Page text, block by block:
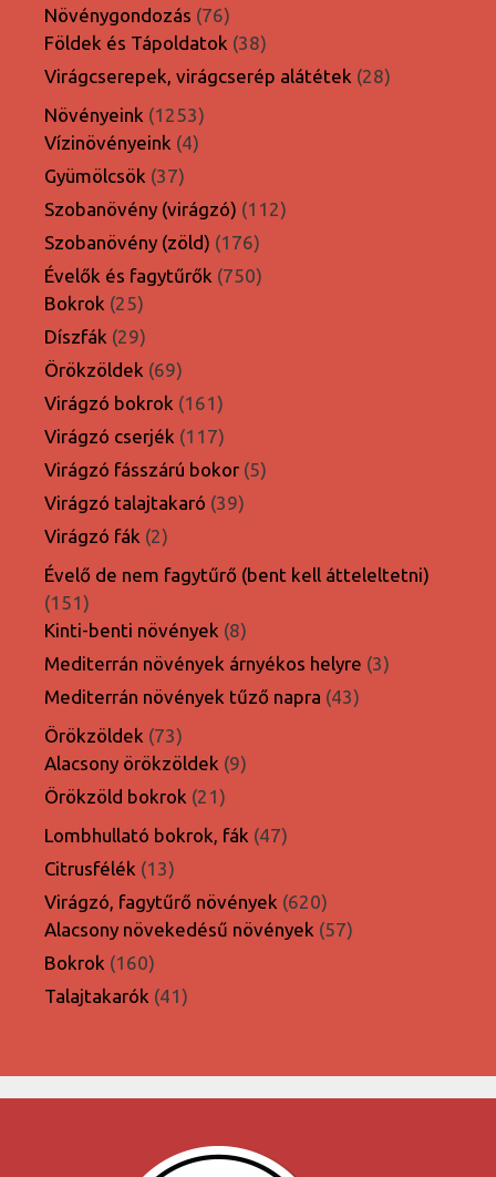
termék
Növénygondozás 7676
termék
Földek és Tápoldatok 3838
termék
Virágcserepek, virágcserép alátétek 2828
Növényeink 12531253
termék
Vízinövényeink 44
Gyümölcsök 3737
termék
Szobanövény (virágzó) 112112
Szobanövény (zöld) 176176
termék
Évelők és fagytűrők 750750
Bokrok 2525
termék
Díszfák 2929
termék
Örökzöldek 6969
termék
Virágzó bokrok 161161
termék
Virágzó cserjék 117117
termék
Virágzó fásszárú bokor 55
Virágzó talajtakaró 3939
Virágzó fák 22
termék
Évelő de nem fagytűrő (bent kell átteleltetni)
151151
termék
Kinti-benti növények 88
termék
Mediterrán növények árnyékos helyre 33
Mediterrán növények tűző napra 4343
Örökzöldek 7373
termék
Alacsony örökzöldek 99
Örökzöld bokrok 2121
termék
Lombhullató bokrok, fák 4747
Citrusfélék 1313
termék
Virágzó, fagytűrő növények 620620
termék
Alacsony növekedésű növények 5757
Bokrok 160160
termék
Talajtakarók 4141